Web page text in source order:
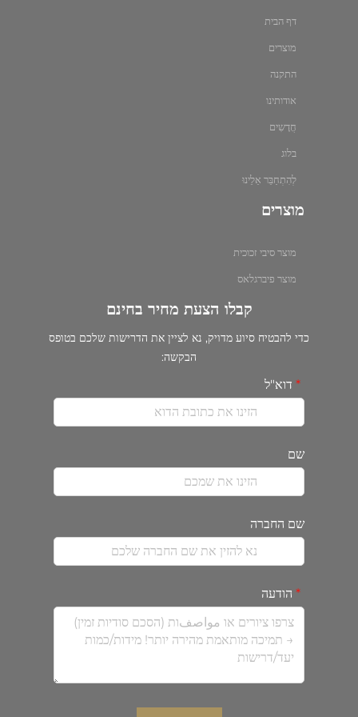
דף הבית
מוצרים
התקנה
אודותינו
חֲדָשִים
בלוג
לְהִתְחַבֵּר אֵלֵינוּ
מוצרים
מוצר סיבי זכוכית
מוצר פיברגלאס
קבלו הצעת מחיר בחינם
כדי להבטיח סיוע מדויק, נא לציין את הדרישות שלכם בטופס
הבקשה:
דוא"ל
שם
שם החברה
הודעה